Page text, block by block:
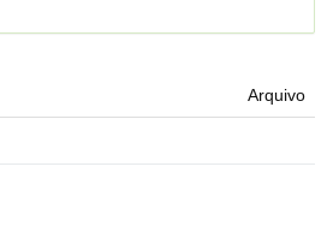
Arquivo